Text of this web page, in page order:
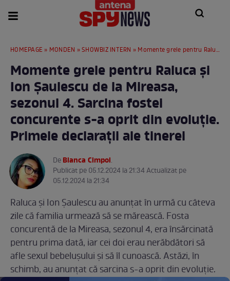
HOMEPAGE » MONDEN »SHOWBIZ INTERN » Momente grele pentru Raluca și Ion Șaulescu de la Mireasa, sezonul 4. Sarcina fostei concurente s-a oprit din evoluție. Primele declarații ale tinerei
Momente grele pentru Raluca și
Ion Șaulescu de la Mireasa,
sezonul 4. Sarcina fostei
concurente s-a oprit din evoluție.
Primele declarații ale tinerei
DeBianca Cimpoi.
Publicat pe 05.12.2024 la 21:34 Actualizat pe
05.12.2024 la 21:34
Raluca și Ion Șaulescu au anunțat în urmă cu câteva
zile că familia urmează să se mărească. Fosta
concurentă de la Mireasa, sezonul 4, era însărcinată
pentru prima dată, iar cei doi erau nerăbdători să
afle sexul bebelușului și să îl cunoască. Astăzi, în
schimb, au anunțat că sarcina s-a oprit din evoluție.